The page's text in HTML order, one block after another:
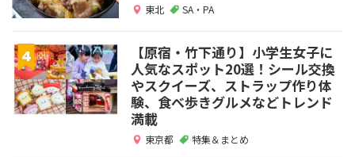
東北 SA・PA
【原宿・竹下通り】小学生女子に
人気なスポット20選！シール交換
やスクイーズ、ストラップ作り体
験、食べ歩きグルメなどトレンド
満載
東京都 特集＆まとめ